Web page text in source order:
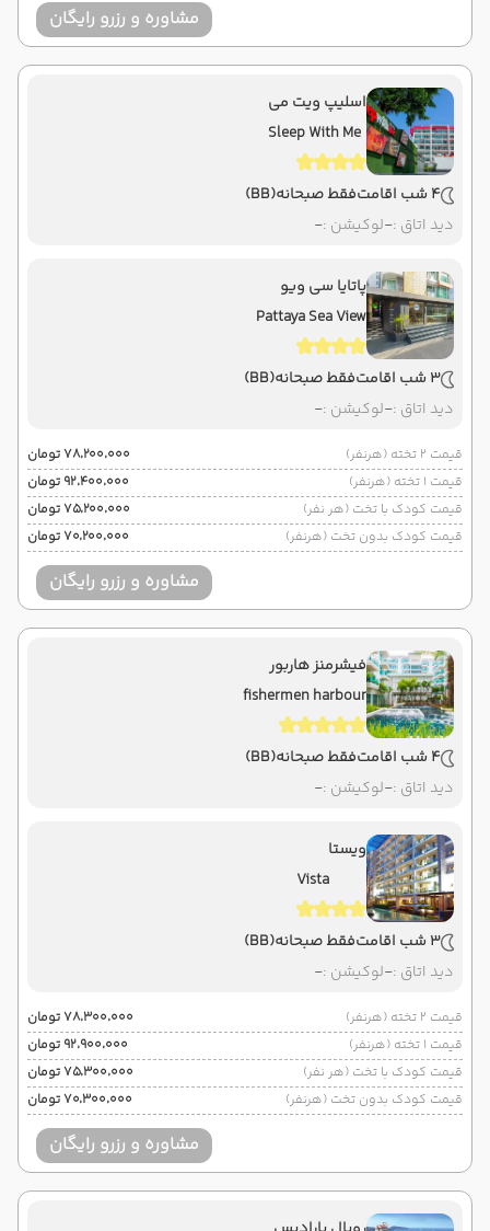
مشاوره و رزرو رایگان
اسلیپ ویت می
Sleep With Me
4 شب اقامت فقط صبحانه(BB)
دید اتاق :-لوکیشن :-
پاتایا سی ویو
Pattaya Sea View
3 شب اقامت فقط صبحانه(BB)
دید اتاق :-لوکیشن :-
قیمت 2 تخته (هرنفر)
۷۸٬۲۰۰٬۰۰۰ تومان
قیمت 1 تخته (هرنفر)
۹۲٬۴۰۰٬۰۰۰ تومان
قیمت کودک با تخت (هر نفر)
۷۵٬۲۰۰٬۰۰۰ تومان
قیمت کودک بدون تخت (هرنفر)
۷۰٬۲۰۰٬۰۰۰ تومان
مشاوره و رزرو رایگان
فیشرمنز هاربور
fishermen harbour
4 شب اقامت فقط صبحانه(BB)
دید اتاق :-لوکیشن :-
ویستا
Vista
3 شب اقامت فقط صبحانه(BB)
دید اتاق :-لوکیشن :-
قیمت 2 تخته (هرنفر)
۷۸٬۳۰۰٬۰۰۰ تومان
قیمت 1 تخته (هرنفر)
۹۲٬۹۰۰٬۰۰۰ تومان
قیمت کودک با تخت (هر نفر)
۷۵٬۳۰۰٬۰۰۰ تومان
قیمت کودک بدون تخت (هرنفر)
۷۰٬۳۰۰٬۰۰۰ تومان
مشاوره و رزرو رایگان